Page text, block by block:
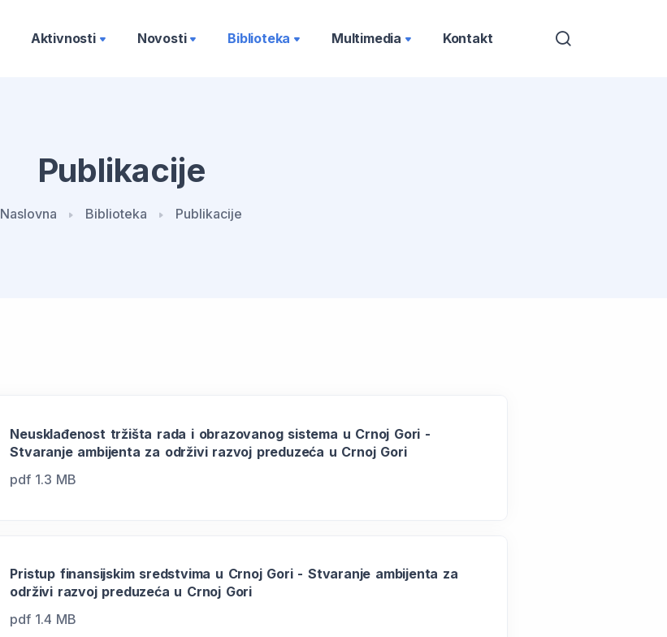
Aktivnosti Novosti Biblioteka Multimedia Kontakt
Publikacije
Naslovna Biblioteka Publikacije
Neusklađenost tržišta rada i obrazovanog sistema u Crnoj Gori -
Stvaranje ambijenta za održivi razvoj preduzeća u Crnoj Gori
pdf 1.3 MB
Pristup finansijskim sredstvima u Crnoj Gori - Stvaranje ambijenta za
održivi razvoj preduzeća u Crnoj Gori
pdf 1.4 MB